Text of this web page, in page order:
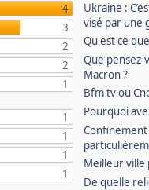
4
3
2
2
1
1
1
1
1
Ukraine :
visé par une
Qu est ce
Que pensez-
Macron ?
Bfm tv ou
Pourquoi
Confinement
Meilleur ville
De quelle